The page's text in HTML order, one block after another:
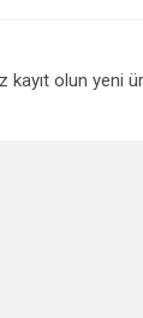
kayıt olun yeni